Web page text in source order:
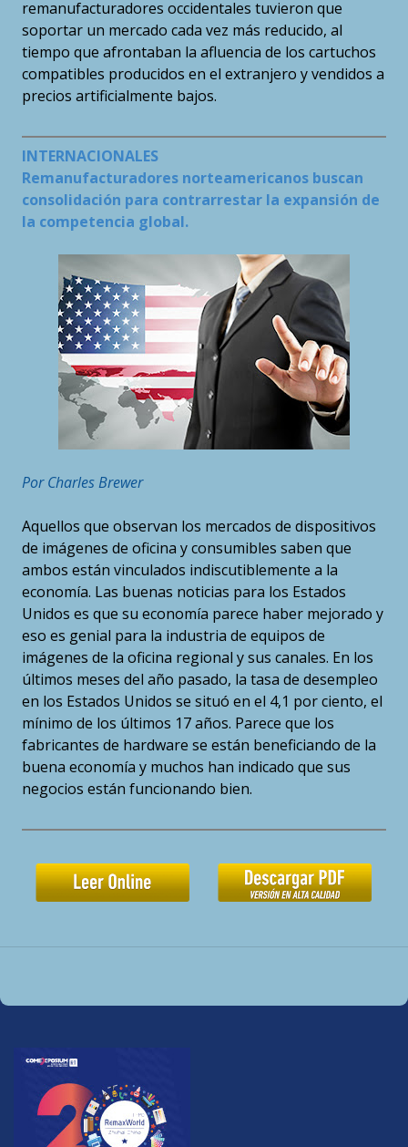
remanufacturadores occidentales tuvieron que
soportar un mercado cada vez más reducido, al
tiempo que afrontaban la afluencia de los cartuchos
compatibles producidos en el extranjero y vendidos a
precios artificialmente bajos.
INTERNACIONALES
Remanufacturadores norteamericanos buscan
consolidación para contrarrestar la expansión de
la competencia global.
Por Charles Brewer
Aquellos que observan los mercados de dispositivos
de imágenes de oficina y consumibles saben que
ambos están vinculados indiscutiblemente a la
economía. Las buenas noticias para los Estados
Unidos es que su economía parece haber mejorado y
eso es genial para la industria de equipos de
imágenes de la oficina regional y sus canales. En los
últimos meses del año pasado, la tasa de desempleo
en los Estados Unidos se situó en el 4,1 por ciento, el
mínimo de los últimos 17 años. Parece que los
fabricantes de hardware se están beneficiando de la
buena economía y muchos han indicado que sus
negocios están funcionando bien.